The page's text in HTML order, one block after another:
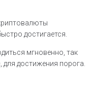
достигается.
мгновенно, так
для достижения порога.